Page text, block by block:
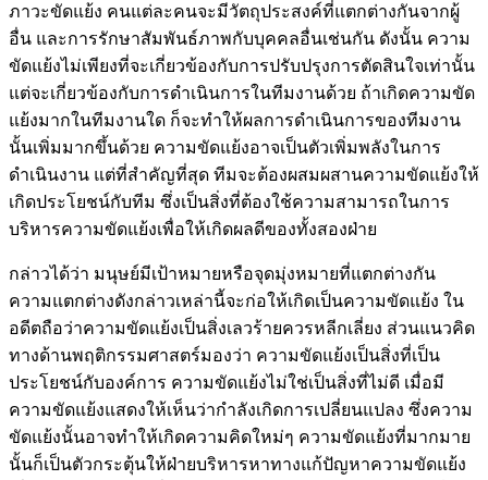
ภาวะขัดแย้ง คนแต่ละคนจะมีวัตถุประสงค์ที่แตกต่างกันจากผู้
อื่น และการรักษาสัมพันธ์ภาพกับบุคคลอื่นเช่นกัน ดังนั้น ความ
ขัดแย้งไม่เพียงที่จะเกี่ยวข้องกับการปรับปรุงการตัดสินใจเท่านั้น
แต่จะเกี่ยวข้องกับการดำเนินการในทีมงานด้วย ถ้าเกิดความขัด
แย้งมากในทีมงานใด ก็จะทำให้ผลการดำเนินการของทีมงาน
นั้นเพิ่มมากขึ้นด้วย ความขัดแย้งอาจเป็นตัวเพิ่มพลังในการ
ดำเนินงาน แต่ที่สำคัญที่สุด ทีมจะต้องผสมผสานความขัดแย้งให้
เกิดประโยชน์กับทีม ซึ่งเป็นสิ่งที่ต้องใช้ความสามารถในการ
บริหารความขัดแย้งเพื่อให้เกิดผลดีของทั้งสองฝ่าย
กล่าวได้ว่า มนุษย์มีเป้าหมายหรือจุดมุ่งหมายที่แตกต่างกัน
ความแตกต่างดังกล่าวเหล่านี้จะก่อให้เกิดเป็นความขัดแย้ง ใน
อดีตถือว่าความขัดแย้งเป็นสิ่งเลวร้ายควรหลีกเลี่ยง ส่วนแนวคิด
ทางด้านพฤติกรรมศาสตร์มองว่า ความขัดแย้งเป็นสิ่งที่เป็น
ประโยชน์กับองค์การ ความขัดแย้งไม่ใช่เป็นสิ่งที่ไม่ดี เมื่อมี
ความขัดแย้งแสดงให้เห็นว่ากำลังเกิดการเปลี่ยนแปลง ซึ่งความ
ขัดแย้งนั้นอาจทำให้เกิดความคิดใหม่ๆ ความขัดแย้งที่มากมาย
นั้นก็เป็นตัวกระตุ้นให้ฝ่ายบริหารหาทางแก้ปัญหาความขัดแย้ง